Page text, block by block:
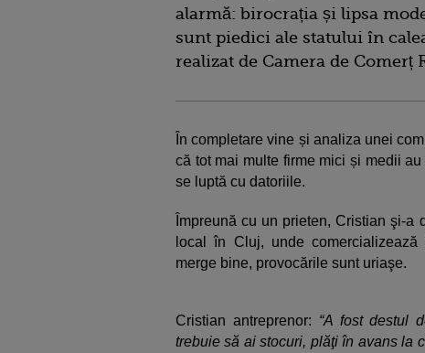
alarmă: birocrația și lipsa
sunt piedici ale statului în
realizat de Camera de Comerț
În completare vine și analiza unei
că tot mai multe firme mici și medii
se luptă cu datoriile.
Împreună cu un prieten, Cristian şi-
local în Cluj, unde
merge bine, provocările sunt uriaşe.
Cristian antreprenor: “A fost destul
trebuie să ai stocuri, plăţi în avans la